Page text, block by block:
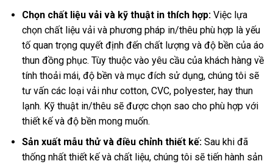
Chọn chất liệu vải và kỹ thuật in thích hợp:Việc lựa
chọn chất liệu vải và phương pháp in/thêu phù hợp là yếu
tố quan trọng quyết định đến chất lượng và độ bền của áo
thun đồng phục. Tùy thuộc vào yêu cầu của khách hàng về
tính thoải mái, độ bền và mục đích sử dụng, chúng tôi sẽ
tư vấn các loại vải như cotton, CVC, polyester, hay thun
lạnh. Kỹ thuật in/thêu sẽ được chọn sao cho phù hợp với
thiết kế và độ bền mong muốn.
Sản xuất mẫu thử và điều chỉnh thiết kế:Sau khi đã
thống nhất thiết kế và chất liệu, chúng tôi sẽ tiến hành sản